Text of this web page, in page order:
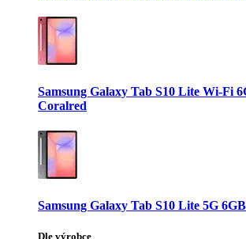
Samsung Galaxy Tab S10 Lite Wi-Fi
Coralred
Samsung Galaxy Tab S10 Lite 5G
Dle výrobce